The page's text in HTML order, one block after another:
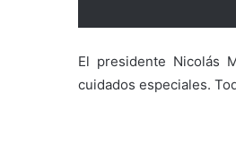
El presidente Nicolás
cuidados especiales.